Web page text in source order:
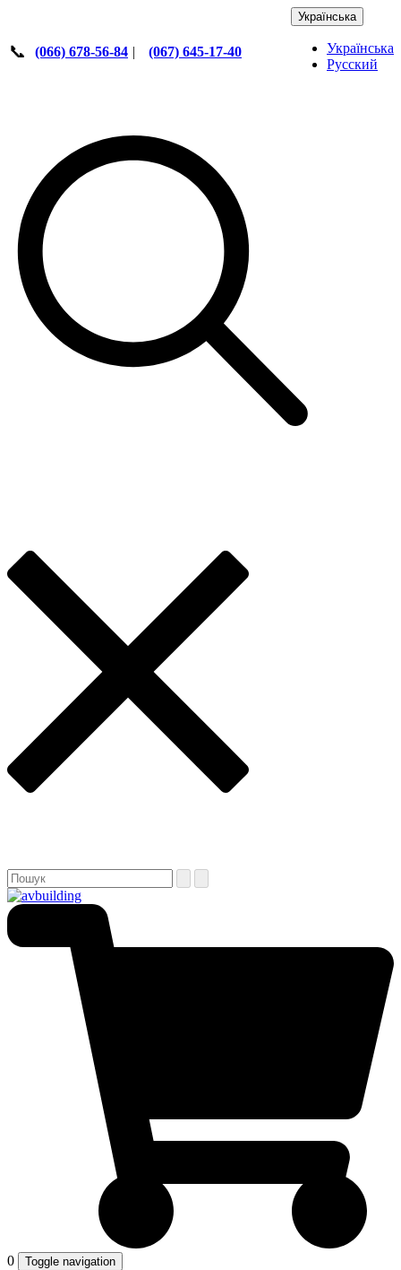
📞 (066) 678-56-84 | (067) 645-17-40
Українська
Українська
Русский
0 Toggle navigation